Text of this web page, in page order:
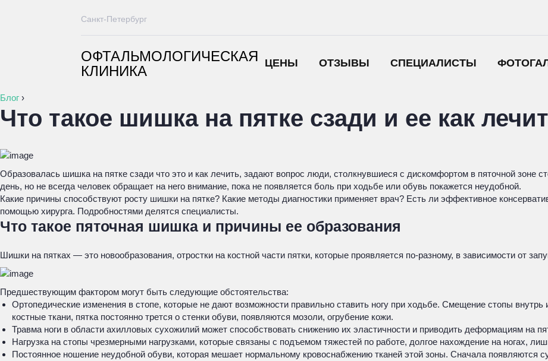
ОФТАЛЬМОЛОГИЧЕСКАЯ
КЛИНИКА
ЦЕНЫ ОТЗЫВЫ СПЕЦИАЛИСТЫ
Санкт-Петербург
Блог ›
Что такое шишка на пятке сзади и ее как
Образовалась шишка на пятке сзади что это и как лечить, задают вопрос люди, столкнувшиеся с дискомфортом в пяточной зоне
день, но не всегда человек обращает на него внимание, пока не появляется боль при ходьбе или обувь покажется неудобной.
Какие причины способствуют росту шишки на пятке? Какие методы диагностики применяет врач? Есть ли эффективное
помощью хирурга. Подробностями делятся специалисты.
Что такое пяточная шишка и причины ее образования
Шишки на пятках — это новообразования, отростки на костной части пятки, которые проявляется по-разному, в зависимости от
Предшествующим фактором могут быть следующие обстоятельства:
Ортопедические изменения в стопе, которые не дают возможности правильно ставить ногу при ходьбе. Смещение стопы
костные ткани, пятка постоянно трется о стенки обуви, появляются мозоли, огрубение кожи.
Травма ноги в области ахилловых сухожилий может способствовать снижению их эластичности и приводить деформациям на
Нагрузка на стопы чрезмерными нагрузками, которые связаны с подъемом тяжестей по работе, долгое нахождение на ногах,
Постоянное ношение неудобной обуви, которая мешает нормальному кровоснабжению тканей этой зоны. Сначала появляются